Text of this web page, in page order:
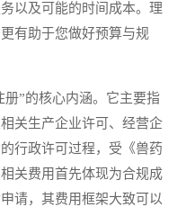
以及可能的时间成本。理
有助于您做好预算与规
”的核心内涵。它主要指
关生产企业许可、经营企
行政许可过程，受《兽药
关费用首先体现为合规成
请，其费用框架大致可以